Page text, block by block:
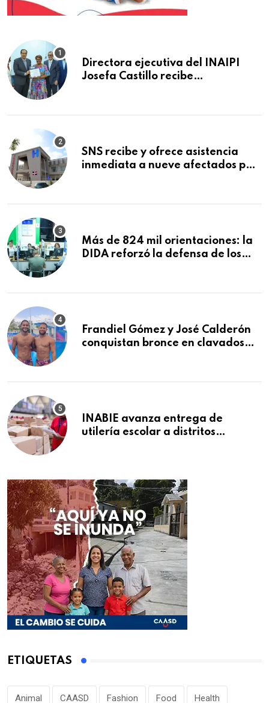
Directora ejecutiva del INAIPI
Josefa Castillo recibe
SNS recibe y ofrece asistencia
inmediata a nueve afectados por
Macorís
Más de 824 mil orientaciones: la
DIDA reforzó la defensa de los
Frandiel Gómez y José Calderón
conquistan bronce en clavados
INABIE avanza entrega de
utilería escolar a distritos
ETIQUETAS
Animal CAASD Fashion Food Health